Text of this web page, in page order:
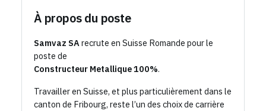
À propos du poste
Samvaz SArecrute en Suisse Romande pour le
poste de
Constructeur Metallique 100%.
Travailler en Suisse, et plus particulièrement dans le
canton de Fribourg, reste l’un des choix de carrière